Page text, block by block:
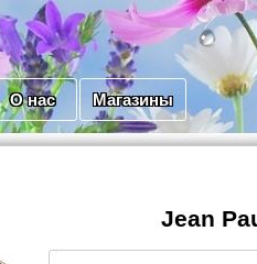
О нас Магазины
Jean